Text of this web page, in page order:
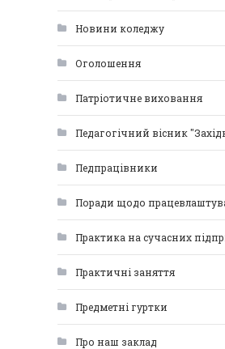
Новини коледжу
Оголошення
Патріотичне виховання
Педагогічний вісник
Педпрацівники
Поради щодо
Практика на сучасних
Практичні заняття
Предметні гуртки
Про наш заклад